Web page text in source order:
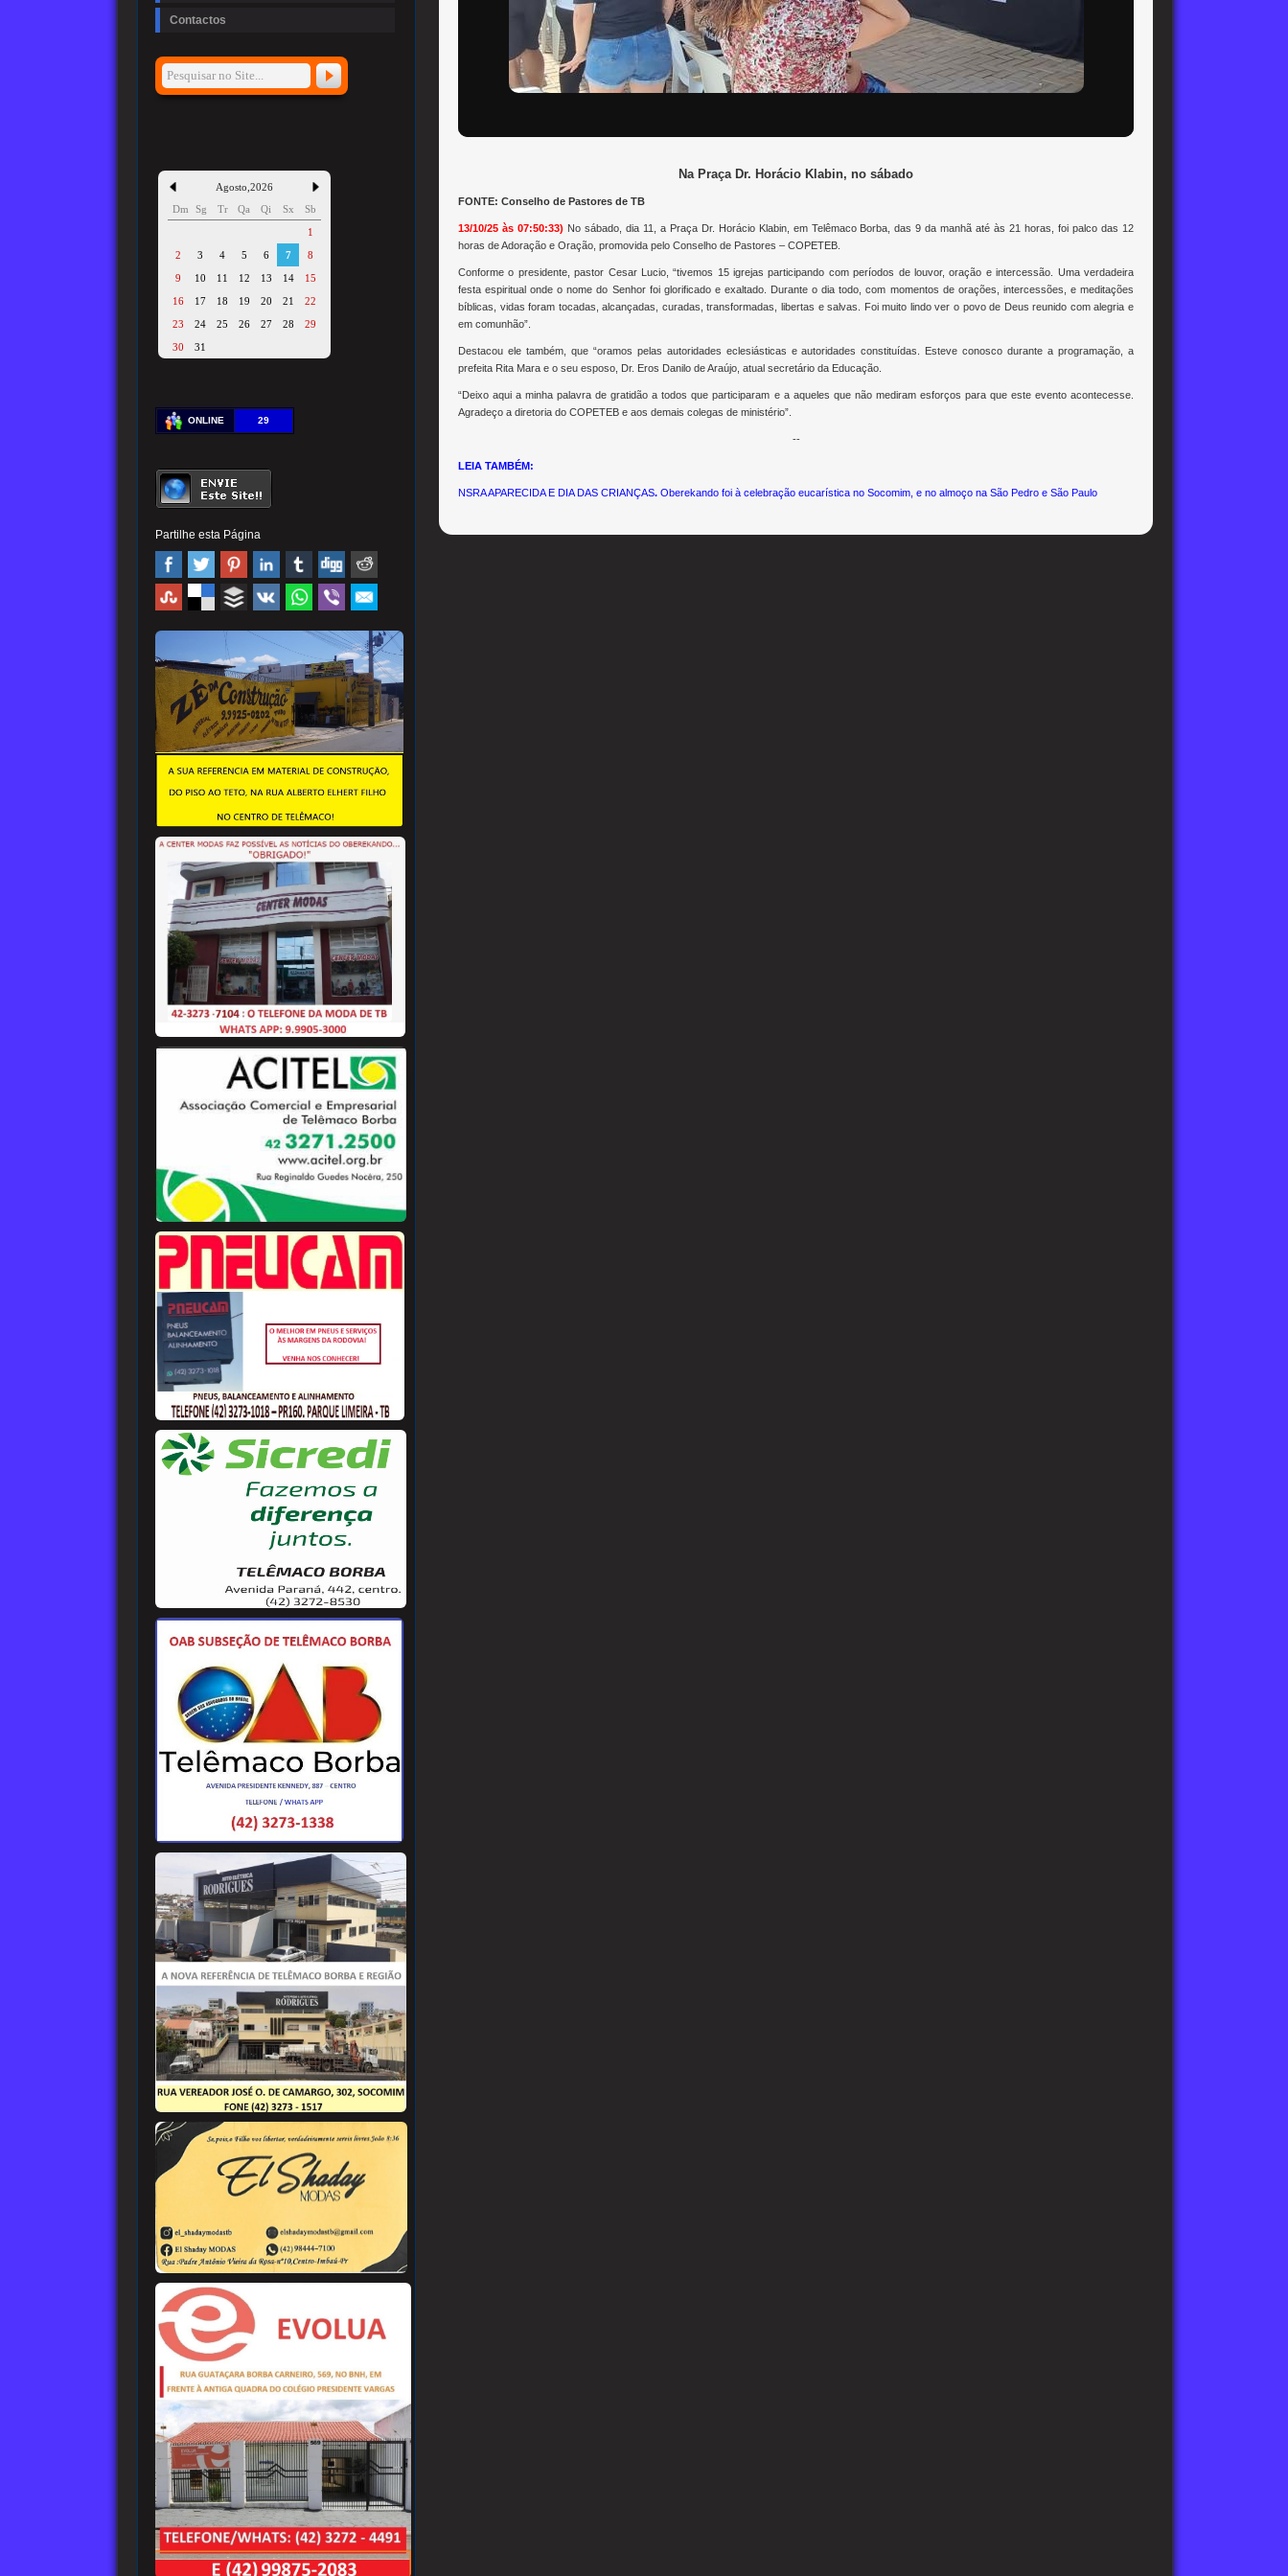
Contactos
Agosto 2026
Dm
Sg Tr Qa Qi Sx
Sb
1
2
3 4 5 6 7
8
9
10 11 12 13 14
15
16
17 18 19 20 21
22
23
24 25 26 27 28
29
30
31
ONLINE 29
Partilhe esta Página
Na Praça Dr. Horácio Klabin, no sábado
FONTE: Conselho de Pastores de TB
13/10/25 às 07:50:33) No sábado, dia 11, a Praça Dr. Horácio Klabin, em Telêmaco Borba, das 9 da manhã até às 21 horas, foi palco das 12
horas de Adoração e Oração, promovida pelo Conselho de Pastores – COPETEB.
Conforme o presidente, pastor Cesar Lucio, “tivemos 15 igrejas participando com períodos de louvor, oração e intercessão. Uma verdadeira
festa espiritual onde o nome do Senhor foi glorificado e exaltado. Durante o dia todo, com momentos de orações, intercessões, e meditações
bíblicas, vidas foram tocadas, alcançadas, curadas, transformadas, libertas e salvas. Foi muito lindo ver o povo de Deus reunido com alegria e
em comunhão”.
Destacou ele também, que “oramos pelas autoridades eclesiásticas e autoridades constituídas. Esteve conosco durante a programação, a
prefeita Rita Mara e o seu esposo, Dr. Eros Danilo de Araújo, atual secretário da Educação.
“Deixo aqui a minha palavra de gratidão a todos que participaram e a aqueles que não mediram esforços para que este evento acontecesse.
Agradeço a diretoria do COPETEB e aos demais colegas de ministério”.
--
LEIA TAMBÉM:
NSRA APARECIDA E DIA DAS CRIANÇAS. Oberekando foi à celebração eucarística no Socomim, e no almoço na São Pedro e São Paulo